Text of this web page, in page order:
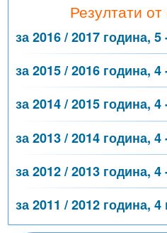
Резултати
за 2016 / 2017 година, 5
за 2015 / 2016 година, 4
за 2014 / 2015 година, 4
за 2013 / 2014 година, 4
за 2012 / 2013 година, 4
за 2011 / 2012 година, 4